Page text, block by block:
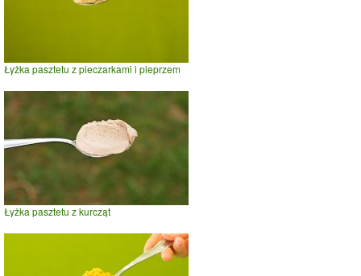
Łyżka pasztetu z pieczarkami i pieprzem
Łyżka pasztetu z kurcząt